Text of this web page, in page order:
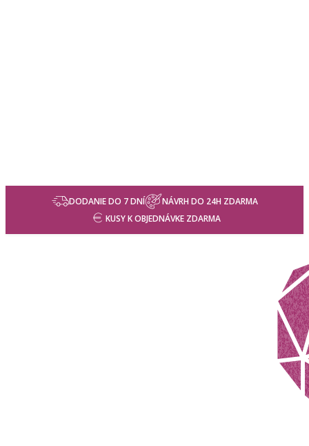
DODANIE DO 7 DNÍ
NÁVRH DO 24H ZDARMA
KUSY K OBJEDNÁVKE ZDARMA